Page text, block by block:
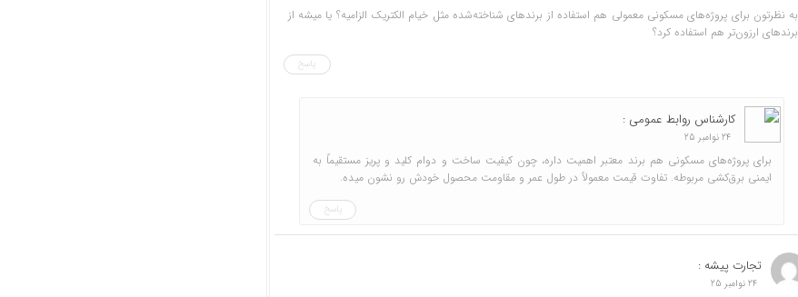
به نظرتون برای پروژه‌های مسکونی معمولی هم استفاده از برندهای شناخته‌شده مثل خیام الکتریک الزامیه؟ یا میشه از
برندهای ارزون‌تر هم استفاده کرد؟
پاسخ
کارشناس روابط عمومی :
24 نوامبر 25
برای پروژه‌های مسکونی هم برند معتبر اهمیت داره، چون کیفیت ساخت و دوام کلید و پریز مستقیماً به
ایمنی برق‌کشی مربوطه. تفاوت قیمت معمولاً در طول عمر و مقاومت محصول خودش رو نشون میده.
پاسخ
تجارت پیشه :
24 نوامبر 25